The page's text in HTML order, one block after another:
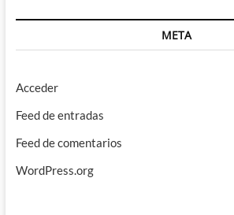
META
Acceder
Feed de entradas
Feed de comentarios
WordPress.org